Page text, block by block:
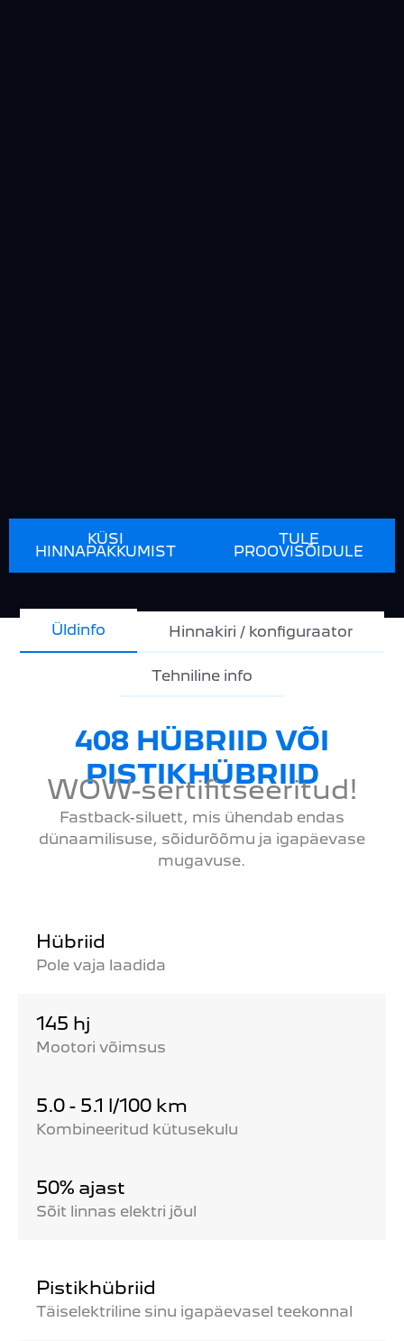
KÜSI
HINNAPAKKUMIST
TULE
PROOVISÕIDULE
Üldinfo Hinnakiri / konfiguraator
Tehniline info
408 HÜBRIID VÕI
PISTIKHÜBRIID
WOW-sertifitseeritud!
Fastback-siluett, mis ühendab endas
dünaamilisuse, sõidurõõmu ja igapäevase
mugavuse.
Hübriid
Pole vaja laadida
145 hj
Mootori võimsus
5.0 - 5.1 l/100 km
Kombineeritud kütusekulu
50% ajast
Sõit linnas elektri jõul
Pistikhübriid
Täiselektriline sinu igapäevasel teekonnal